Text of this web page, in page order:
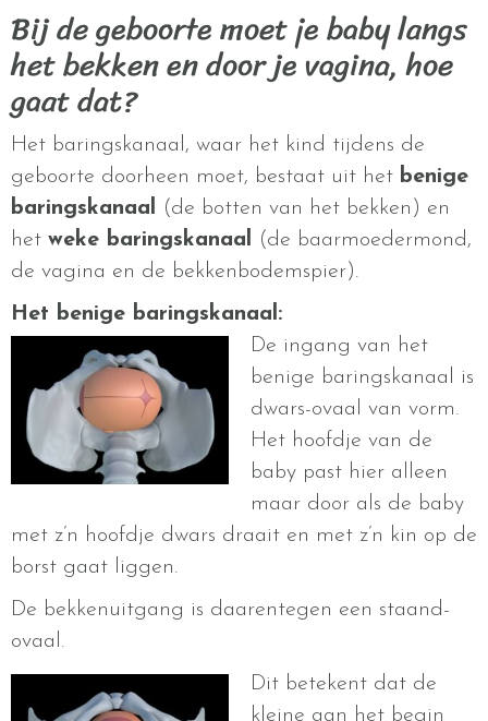
Bij de geboorte moet je baby langs
het bekken en door je vagina, hoe
gaat dat?
Het baringskanaal, waar het kind tijdens de
geboorte doorheen moet, bestaat uit het benige
baringskanaal
(de botten van het bekken) en
het weke baringskanaal
(de baarmoedermond,
de vagina en de bekkenbodemspier).
Het benige baringskanaal:
De ingang van het
benige baringskanaal is
dwars-ovaal van vorm.
Het hoofdje van de
baby past hier alleen
maar door als de baby
met z’n hoofdje dwars draait en met z’n kin op de
borst gaat liggen.
De bekkenuitgang is daarentegen een staand-
ovaal.
Dit betekent dat de
kleine aan het begin